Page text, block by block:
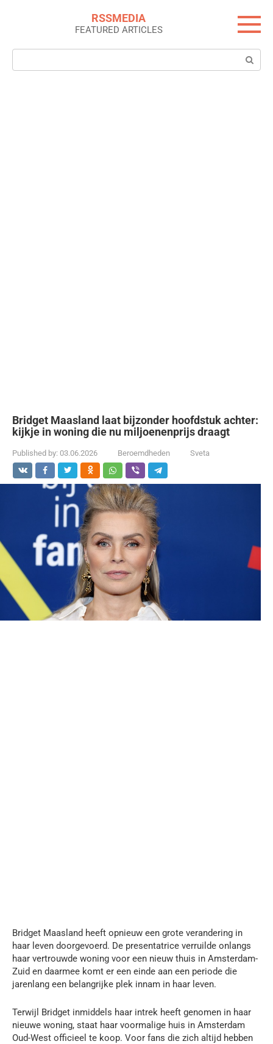
RSSMEDIA
FEATURED ARTICLES
Search:
Bridget Maasland laat bijzonder hoofdstuk achter:
kijkje in woning die nu miljoenenprijs draagt
Published by: 03.06.2026 Beroemdheden Sveta
Bridget Maasland heeft opnieuw een grote verandering in
haar leven doorgevoerd. De presentatrice verruilde onlangs
haar vertrouwde woning voor een nieuw thuis in Amsterdam-
Zuid en daarmee komt er een einde aan een periode die
jarenlang een belangrijke plek innam in haar leven.
Terwijl Bridget inmiddels haar intrek heeft genomen in haar
nieuwe woning, staat haar voormalige huis in Amsterdam
Oud-West officieel te koop. Voor fans die zich altijd hebben